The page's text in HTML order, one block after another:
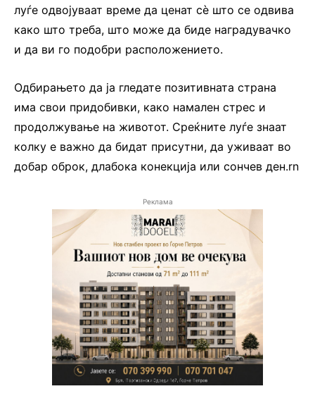
луѓе одвојуваат време да ценат сè што се одвива
како што треба, што може да биде наградувачко
и да ви го подобри расположението.
Одбирањето да ја гледате позитивната страна
има свои придобивки, како намален стрес и
продолжување на животот. Среќните луѓе знаат
колку е важно да бидат присутни, да уживаат во
добар оброк, длабока конекција или сончев ден.rn
Реклама